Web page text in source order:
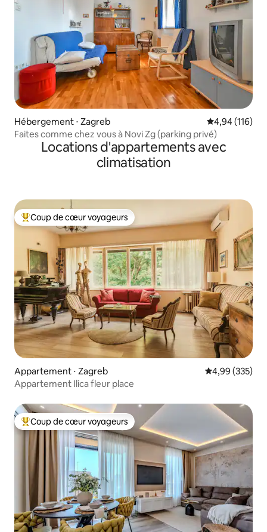
Hébergement ⋅ Zagreb Évaluation
4,94 (116)
Faites comme chez vous à Novi Zg (parking privé)
Locations d'appartements avec
climatisation
Coups de cœur voyageurs les plus appréciés
Coup de cœur voyageurs
Appartement ⋅ Zagreb Évaluation
4,99 (335)
Appartement Ilica fleur place
Coups de cœur voyageurs les plus appréciés
Coup de cœur voyageurs